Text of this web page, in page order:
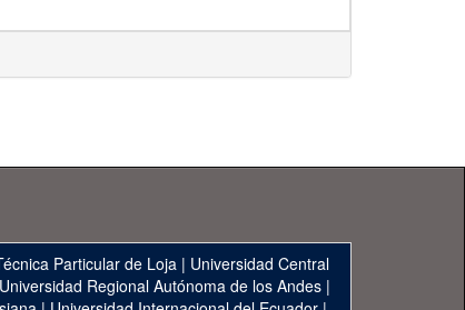
Particular de Loja | Universidad Central
Universidad Regional Autónoma de los Andes|